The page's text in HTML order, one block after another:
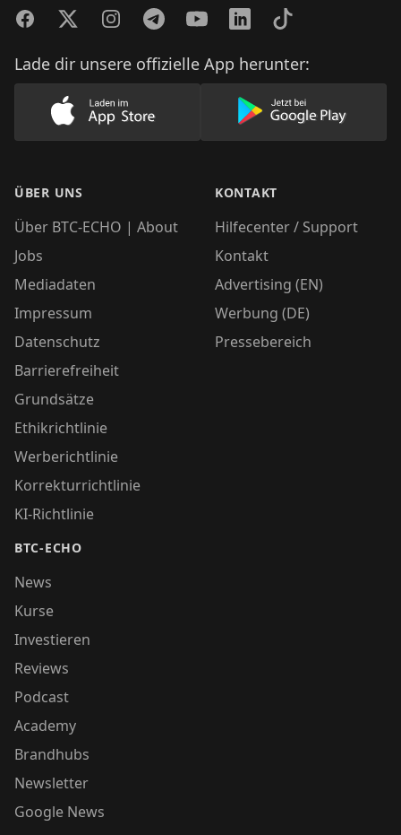
FacebookTwitterInstagramTelegramYouTubeLinkedInTikTok
Lade dir unsere offizielle App herunter:
Lade unsere App im AppStore herunter
Lade unsere
ÜBER UNS
Über BTC-ECHO | About
Jobs
Mediadaten
Impressum
Datenschutz
Barrierefreiheit
Grundsätze
Ethikrichtlinie
Werberichtlinie
Korrekturrichtlinie
KI-Richtlinie
BTC-ECHO
News
Kurse
Investieren
Reviews
Podcast
Academy
Brandhubs
Newsletter
Google News
KONTAKT
Hilfecenter / Support
Kontakt
Advertising (EN)
Werbung (DE)
Pressebereich